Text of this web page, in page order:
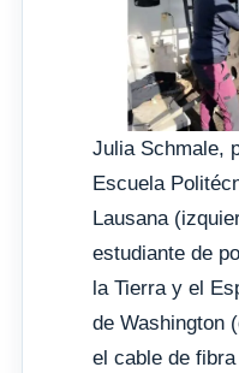
Julia Schmale,
Escuela
Lausana
estudiante de
la Tierra y el
de Washington
el cable de